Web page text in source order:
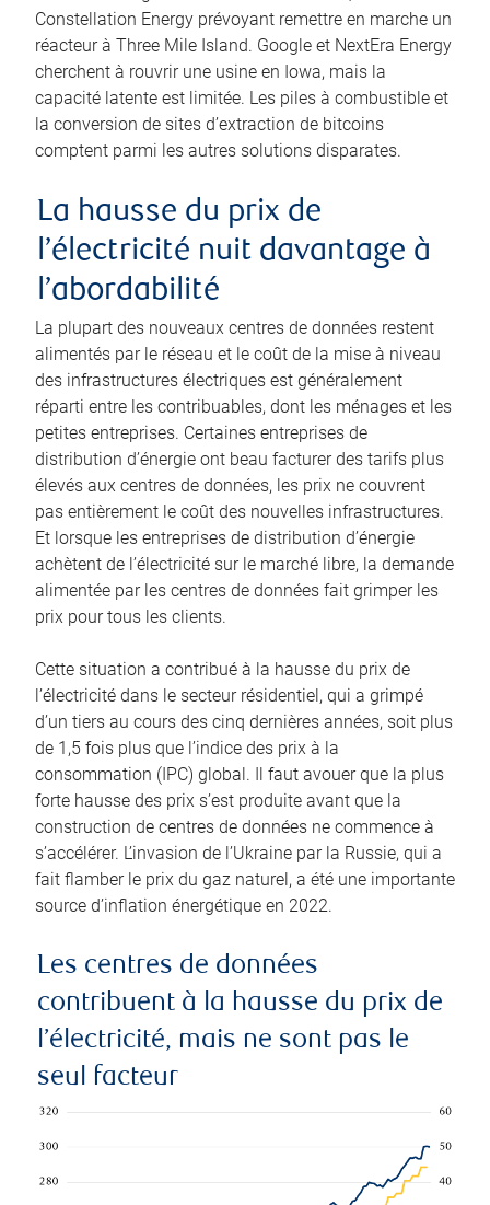
Constellation Energy prévoyant remettre en marche un
réacteur à Three Mile Island. Google et NextEra Energy
cherchent à rouvrir une usine en Iowa, mais la
capacité latente est limitée. Les piles à combustible et
la conversion de sites d’extraction de bitcoins
comptent parmi les autres solutions disparates.
La hausse du prix de
l’électricité nuit davantage à
l’abordabilité
La plupart des nouveaux centres de données restent
alimentés par le réseau et le coût de la mise à niveau
des infrastructures électriques est généralement
réparti entre les contribuables, dont les ménages et les
petites entreprises. Certaines entreprises de
distribution d’énergie ont beau facturer des tarifs plus
élevés aux centres de données, les prix ne couvrent
pas entièrement le coût des nouvelles infrastructures.
Et lorsque les entreprises de distribution d’énergie
achètent de l’électricité sur le marché libre, la demande
alimentée par les centres de données fait grimper les
prix pour tous les clients.
Cette situation a contribué à la hausse du prix de
l’électricité dans le secteur résidentiel, qui a grimpé
d’un tiers au cours des cinq dernières années, soit plus
de 1,5 fois plus que l’indice des prix à la
consommation (IPC) global. Il faut avouer que la plus
forte hausse des prix s’est produite avant que la
construction de centres de données ne commence à
s’accélérer. L’invasion de l’Ukraine par la Russie, qui a
fait flamber le prix du gaz naturel, a été une importante
source d’inflation énergétique en 2022.
Les centres de données
contribuent à la hausse du prix de
l’électricité, mais ne sont pas le
seul facteur